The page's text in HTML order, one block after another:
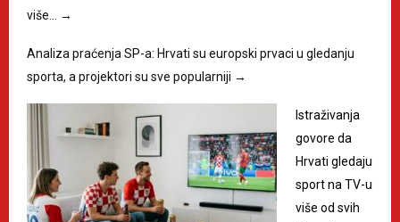
više…
→
Analiza praćenja SP-a: Hrvati su europski prvaci u gledanju
sporta, a projektori su sve popularniji →
​Istraživanja
govore da
Hrvati gledaju
sport na TV-u
više od svih